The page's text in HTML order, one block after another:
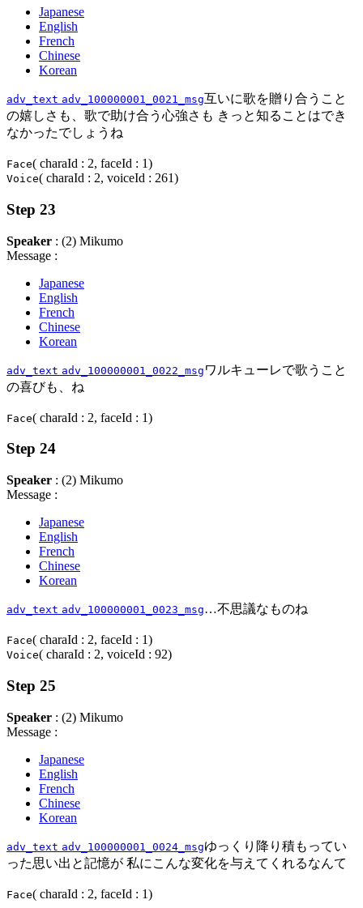
Japanese
English
French
Chinese
Korean
adv_text adv_100000001_0021_msg互いに歌を贈り合うこと
の嬉しさも、歌で助け合う心強さも きっと知ることはでき
なかったでしょうね
Face( charaId : 2, faceId : 1)
Voice( charaId : 2, voiceId : 261)
Step 23
Speaker : (2) Mikumo
Message :
Japanese
English
French
Chinese
Korean
adv_text adv_100000001_0022_msg ワルキューレで歌うこと
の喜びも、ね
Face( charaId : 2, faceId : 1)
Step 24
Speaker : (2) Mikumo
Message :
Japanese
English
French
Chinese
Korean
adv_text adv_100000001_0023_msg…不思議なものね
Face( charaId : 2, faceId : 1)
Voice( charaId : 2, voiceId : 92)
Step 25
Speaker : (2) Mikumo
Message :
Japanese
English
French
Chinese
Korean
adv_text adv_100000001_0024_msgゆっくり降り積もってい
った思い出と記憶が 私にこんな変化を与えてくれるなんて
Face( charaId : 2, faceId : 1)